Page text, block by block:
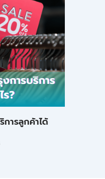
ารลูกค้าได้